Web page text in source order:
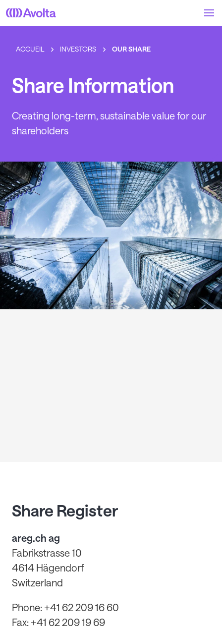
to
ACCUEIL INVESTORS OUR SHARE
Share Information
Creating long-term, sustainable value for our
shareholders
Share Register
areg.ch ag
Fabrikstrasse 10
4614 Hägendorf
Switzerland
Phone: +41 62 209 16 60
Fax: +41 62 209 19 69